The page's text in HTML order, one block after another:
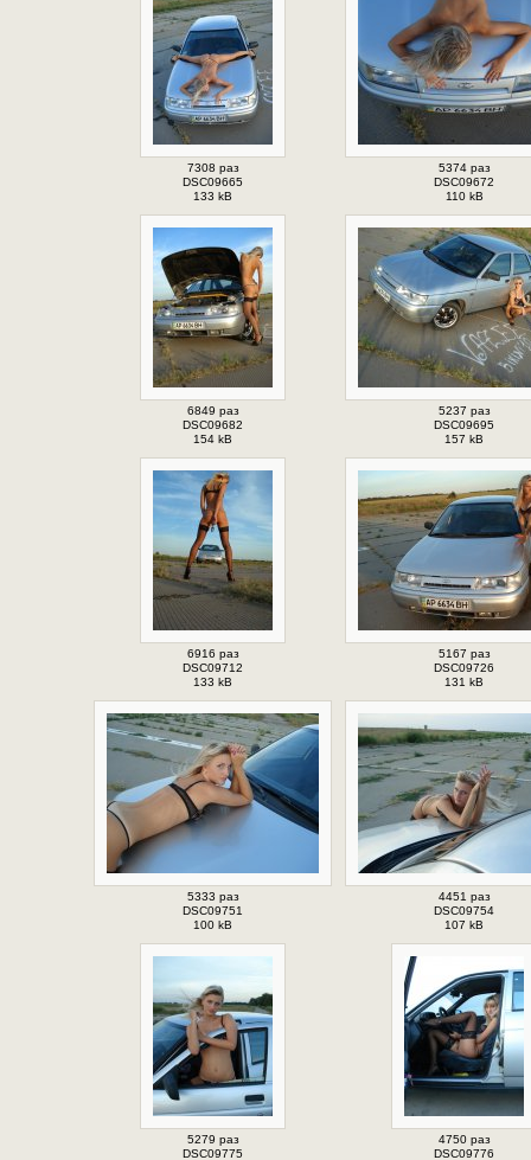
7308 раз
DSC09665
133 kB
5374 раз
DSC09672
110 kB
6849 раз
DSC09682
154 kB
5237 раз
DSC09695
157 kB
6916 раз
DSC09712
133 kB
5167 раз
DSC09726
131 kB
5333 раз
DSC09751
100 kB
4451 раз
DSC09754
107 kB
5279 раз
DSC09775
4750 раз
DSC09776